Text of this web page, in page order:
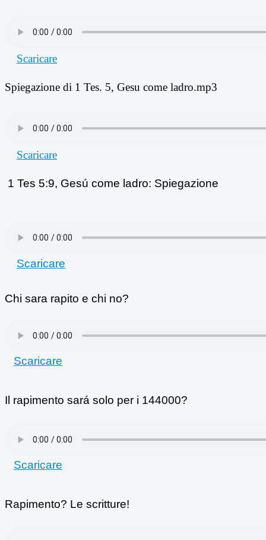
Scaricare
Spiegazione di 1 Tes. 5, Gesu come ladro.mp3
Scaricare
1 Tes 5:9, Gesú come ladro: Spiegazione
Scaricare
Chi sara rapito e chi no?
Scaricare
Il rapimento sará solo per i 144000?
Scaricare
Rapimento? Le scritture!